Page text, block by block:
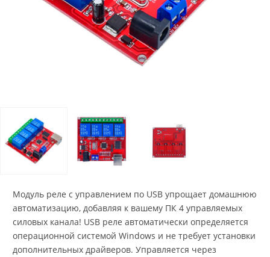
Модуль реле с управлением по USB упрощает домашнюю
автоматизацию, добавляя к вашему ПК 4 управляемых
силовых канала! USB реле автоматически определяется
операционной системой Windows и не требует установки
дополнительных драйверов. Управляется через